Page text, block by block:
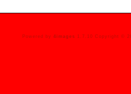
Powered by 4images 1.7.10 Copyright ©